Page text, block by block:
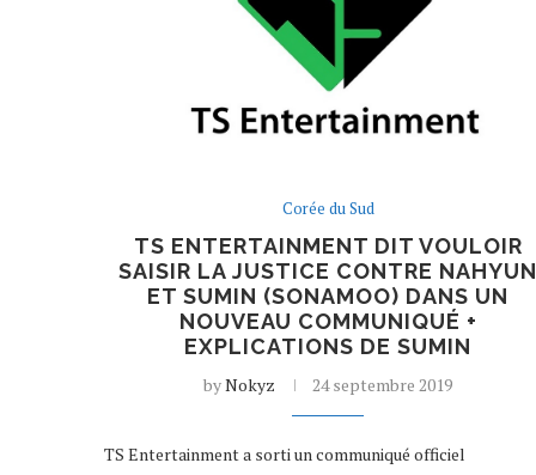
Corée du Sud
TS ENTERTAINMENT DIT VOULOIR
SAISIR LA JUSTICE CONTRE NAHYUN
ET SUMIN (SONAMOO) DANS UN
NOUVEAU COMMUNIQUÉ +
EXPLICATIONS DE SUMIN
byNokyz 24 septembre 2019
TS Entertainment a sorti un communiqué officiel